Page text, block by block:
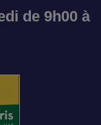
de 9h00 à